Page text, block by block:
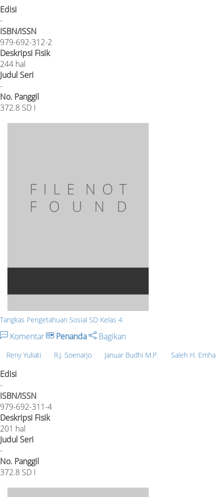
Edisi
-
ISBN/ISSN
979-692-312-2
Deskripsi Fisik
244 hal
Judul Seri
-
No. Panggil
372.8 SD I
Tangkas Pengetahuan Sosial SD Kelas 4
Komentar Penanda Bagikan
Reny Yuliati R.J. Soenarjo Januar Budhi M.P. Saleh H. Emha
Edisi
-
ISBN/ISSN
979-692-311-4
Deskripsi Fisik
201 hal
Judul Seri
-
No. Panggil
372.8 SD I